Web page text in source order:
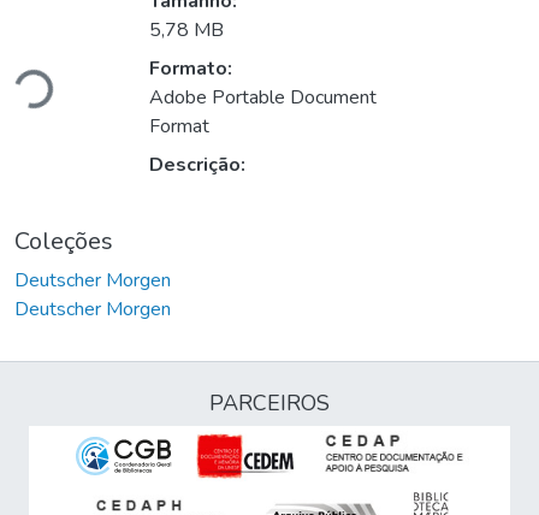
5,78 MB
Formato:
Adobe Portable Document
Format
Descrição:
Coleções
Deutscher Morgen
Deutscher Morgen
PARCEIROS